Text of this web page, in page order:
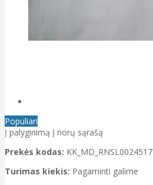
Populiari
Į palyginimą Į norų sąrašą
Prekės kodas: KK_MD_RNSL0024517
Turimas kiekis: Pagaminti galime